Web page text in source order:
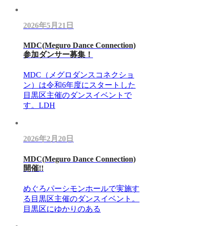
2026年5月21日
MDC(Meguro Dance Connection)
参加ダンサー募集！
MDC（メグロダンスコネクショ
ン）は令和6年度にスタートした
目黒区主催のダンスイベントで
す。LDH
2026年2月20日
MDC(Meguro Dance Connection)
開催!!
めぐろパーシモンホールで実施す
る目黒区主催のダンスイベント。
目黒区にゆかりのある